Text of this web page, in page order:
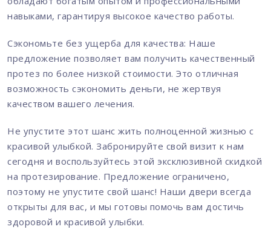
навыками, гарантируя высокое качество работы.
Сэкономьте без ущерба для качества: Наше
предложение позволяет вам получить качественный
протез по более низкой стоимости. Это отличная
возможность сэкономить деньги, не жертвуя
качеством вашего лечения.
Не упустите этот шанс жить полноценной жизнью с
красивой улыбкой. Забронируйте свой визит к нам
сегодня и воспользуйтесь этой эксклюзивной скидкой
на протезирование. Предложение ограничено,
поэтому не упустите свой шанс! Наши двери всегда
открыты для вас, и мы готовы помочь вам достичь
здоровой и красивой улыбки.